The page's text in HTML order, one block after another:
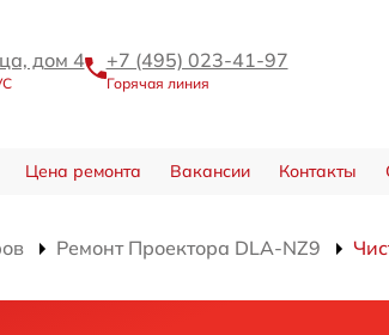
дом 4 +7 (495) 023-41-97
Горячая линия
Цена ремонта Вакансии Контакты
Ремонт Проектора DLA-NZ9